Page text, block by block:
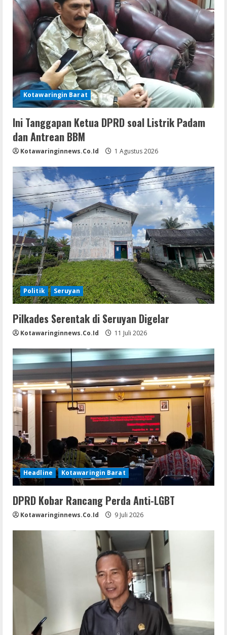
Kotawaringin Barat
Ini Tanggapan Ketua DPRD soal Listrik Padam
dan Antrean BBM
Kotawaringinnews.co.id 1 Agustus 2026
Politik Seruyan
Pilkades Serentak di Seruyan Digelar
Kotawaringinnews.co.id 11 Juli 2026
Headline Kotawaringin Barat
DPRD Kobar Rancang Perda Anti-LGBT
Kotawaringinnews.co.id 9 Juli 2026